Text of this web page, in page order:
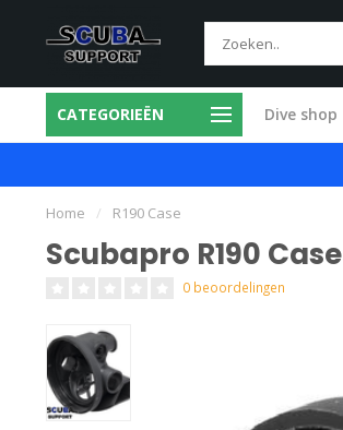
CATEGORIEËN Dive shop
in eigen werkplaats
Home / R190 Case
Scubapro R190 Case
0 beoordelingen